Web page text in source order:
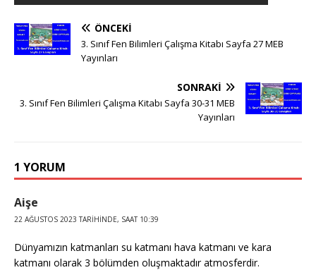
ÖNCEKI
3. Sınıf Fen Bilimleri Çalışma Kitabı Sayfa 27 MEB
Yayınları
SONRAKI
3. Sınıf Fen Bilimleri Çalışma Kitabı Sayfa 30-31 MEB
Yayınları
1 YORUM
Aişe
22 AĞUSTOS 2023 TARIHINDE, SAAT 10:39
Dünyamızın katmanları su katmanı hava katmanı ve kara
katmanı olarak 3 bölümden oluşmaktadır atmosferdir.